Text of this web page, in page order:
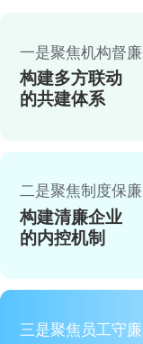
一是聚焦机构督廉
构建多方联动
的共建体系
二是聚焦制度保廉
构建清廉企业
的内控机制
三是聚焦员工守廉